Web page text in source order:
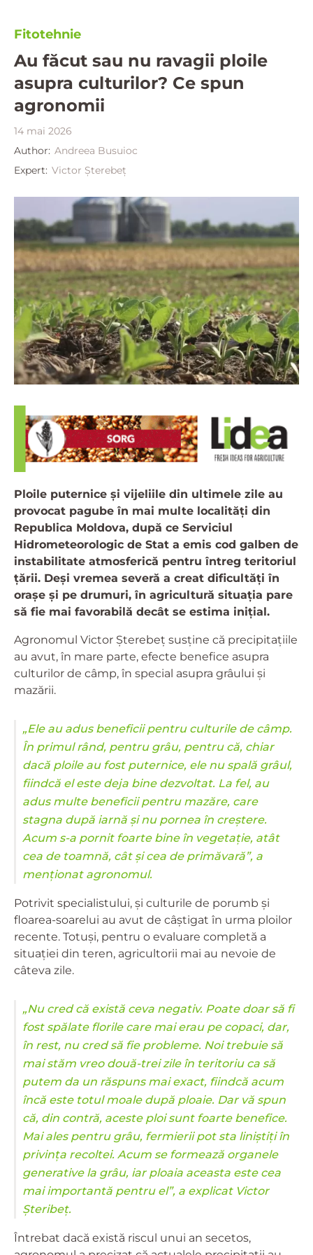
Fitotehnie
Au făcut sau nu ravagii ploile
asupra culturilor? Ce spun
agronomii
14 mai 2026
Author: Andreea Busuioc
Expert: Victor Șterebeț
Ploile puternice și vijeliile din ultimele zile au
provocat pagube în mai multe localități din
Republica Moldova, după ce Serviciul
Hidrometeorologic de Stat a emis cod galben de
instabilitate atmosferică pentru întreg teritoriul
țării. Deși vremea severă a creat dificultăți în
orașe și pe drumuri, în agricultură situația pare
să fie mai favorabilă decât se estima inițial.
Agronomul Victor Șterebeț susține că precipitațiile
au avut, în mare parte, efecte benefice asupra
culturilor de câmp, în special asupra grâului și
mazării.
„Ele au adus beneficii pentru culturile de câmp.
În primul rând, pentru grâu, pentru că, chiar
dacă ploile au fost puternice, ele nu spală grâul,
fiindcă el este deja bine dezvoltat. La fel, au
adus multe beneficii pentru mazăre, care
stagna după iarnă și nu pornea în creștere.
Acum s-a pornit foarte bine în vegetație, atât
cea de toamnă, cât și cea de primăvară”, a
menționat agronomul.
Potrivit specialistului, și culturile de porumb și
floarea-soarelui au avut de câștigat în urma ploilor
recente. Totuși, pentru o evaluare completă a
situației din teren, agricultorii mai au nevoie de
câteva zile.
„Nu cred că există ceva negativ. Poate doar să fi
fost spălate florile care mai erau pe copaci, dar,
în rest, nu cred să fie probleme. Noi trebuie să
mai stăm vreo două-trei zile în teritoriu ca să
putem da un răspuns mai exact, fiindcă acum
încă este totul moale după ploaie. Dar vă spun
că, din contră, aceste ploi sunt foarte benefice.
Mai ales pentru grâu, fermierii pot sta liniștiți în
privința recoltei. Acum se formează organele
generative la grâu, iar ploaia aceasta este cea
mai importantă pentru el”, a explicat Victor
Șteribeț.
Întrebat dacă există riscul unui an secetos,